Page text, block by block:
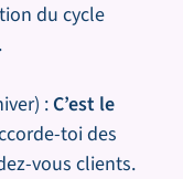
du cycle
:C’est le
toi des
vous clients.